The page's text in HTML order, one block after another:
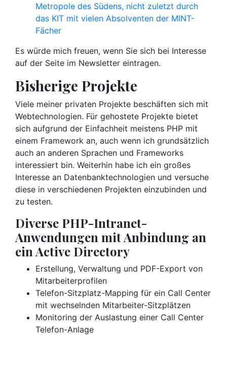
Metropole des Südens, nicht zuletzt durch
das KIT mit vielen Absolventen der MINT-
Fächer
Es würde mich freuen, wenn Sie sich bei Interesse
auf der Seite im Newsletter eintragen.
Bisherige Projekte
Viele meiner privaten Projekte beschäften sich mit
Webtechnologien. Für gehostete Projekte bietet
sich aufgrund der Einfachheit meistens PHP mit
einem Framework an, auch wenn ich grundsätzlich
auch an anderen Sprachen und Frameworks
interessiert bin. Weiterhin habe ich ein großes
Interesse an Datenbanktechnologien und versuche
diese in verschiedenen Projekten einzubinden und
zu testen.
Diverse PHP-Intranet-
Anwendungen mit Anbindung an
ein Active Directory
Erstellung, Verwaltung und PDF-Export von
Mitarbeiterprofilen
Telefon-Sitzplatz-Mapping für ein Call Center
mit wechselnden Mitarbeiter-Sitzplätzen
Monitoring der Auslastung einer Call Center
Telefon-Anlage